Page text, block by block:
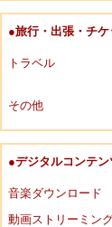
●旅行・出張・チケ
トラベル
その他
●デジタルコンテン
音楽ダウンロード
動画ストリーミン